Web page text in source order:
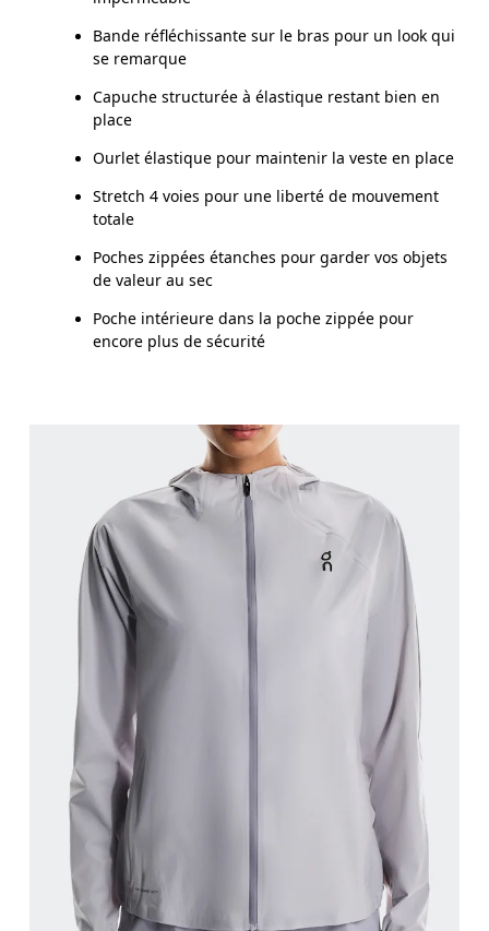
Buste
Prenez la mesure au niveau le plus large du
Taille
Mesurez votre tour de taille au dessus du
Hanches
Mesurez votre tour de hanches sur la partie la
Bande réfléchissante sur le bras pour un look qui
se remarque
Capuche structurée à élastique restant bien en
place
Ourlet élastique pour maintenir la veste en place
Stretch 4 voies pour une liberté de mouvement
totale
Poches zippées étanches pour garder vos objets
de valeur au sec
Poche intérieure dans la poche zippée pour
encore plus de sécurité